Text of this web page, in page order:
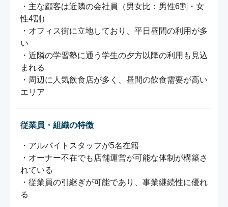
・主な顧客は近隣の会社員（男女比：男性6割・女
性4割）
・オフィス街に立地しており、平日昼間の利用が多
い
・近隣の学習塾に通う学生の夕方以降の利用も見込
まれる
・周辺に人気飲食店が多く、昼間の飲食需要が高い
エリア
従業員・組織の特徴
・アルバイトスタッフが5名在籍
・オーナー不在でも店舗運営が可能な体制が構築さ
れている
・従業員の引継ぎが可能であり、事業継続性に優れ
る